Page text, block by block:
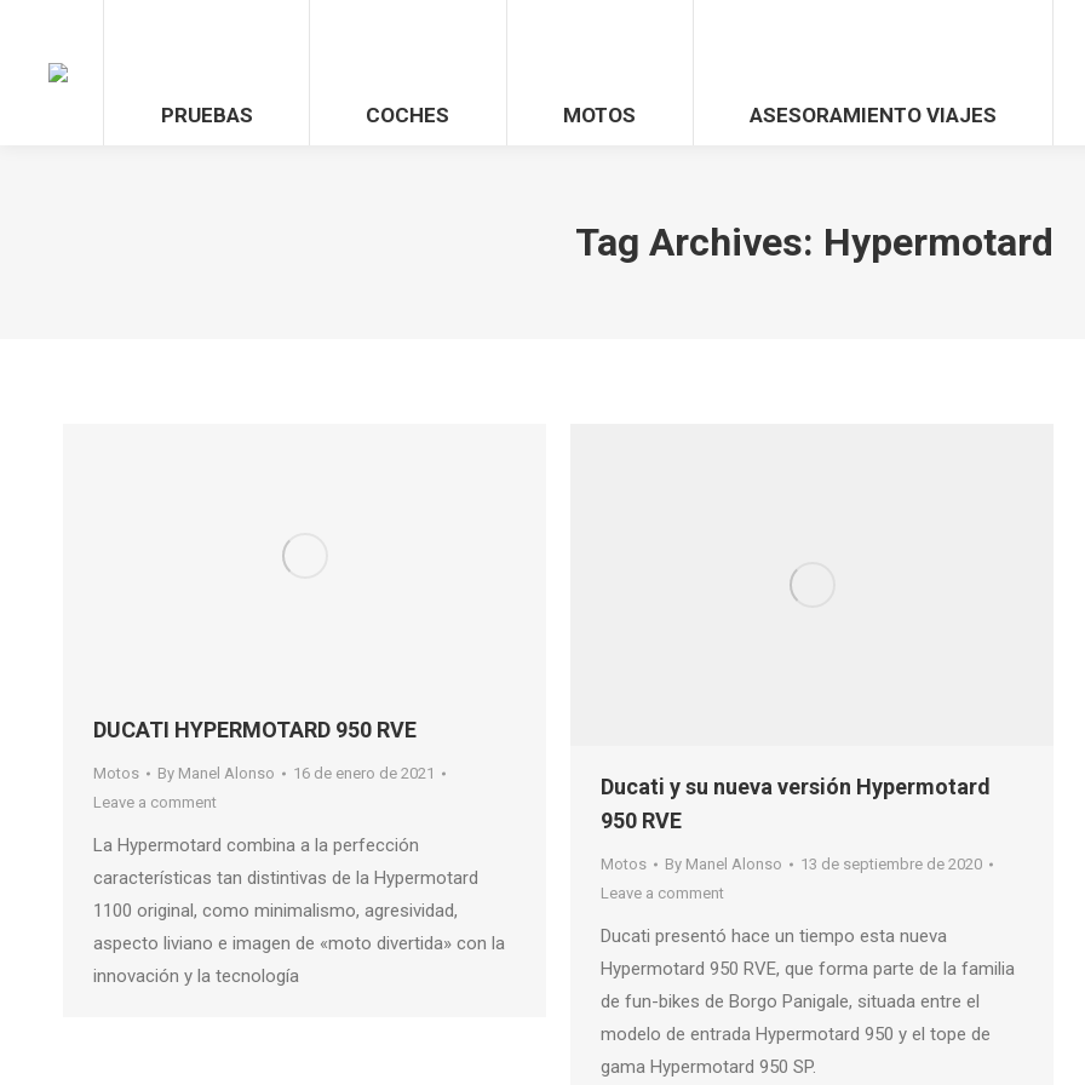
PRUEBAS COCHES MOTOS ASESORAMIENTO VIAJES
Tag Archives: Hypermotard
DUCATI HYPERMOTARD 950 RVE
Motos By Manel Alonso
16 de enero de 2021
Leave a comment
La Hypermotard combina a la perfección
características tan distintivas de la Hypermotard
1100 original, como minimalismo, agresividad,
aspecto liviano e imagen de «moto divertida» con la
innovación y la tecnología
Ducati y su nueva versión Hypermotard
950 RVE
Motos By Manel Alonso
13 de septiembre de 2020
Leave a comment
Ducati presentó hace un tiempo esta nueva
Hypermotard 950 RVE, que forma parte de la familia
de fun-bikes de Borgo Panigale, situada entre el
modelo de entrada Hypermotard 950 y el tope de
gama Hypermotard 950 SP.